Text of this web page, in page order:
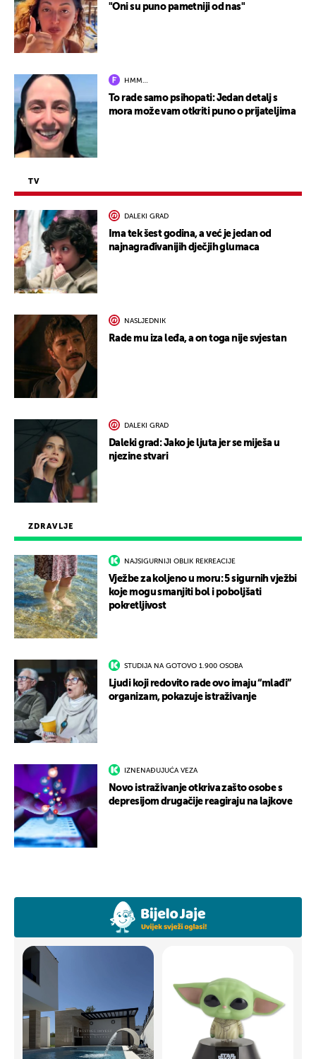
ZDRAVLJE
NAJSIGURNIJI OBLIK REKREACIJE
Vježbe za koljeno u moru: 5 sigurnih vježbi
koje mogu smanjiti bol i poboljšati
pokretljivost
STUDIJA NA GOTOVO 1.900 OSOBA
Ljudi koji redovito rade ovo imaju “mlađi”
organizam, pokazuje istraživanje
IZNENAĐUJUĆA VEZA
Novo istraživanje otkriva zašto osobe s
depresijom drugačije reagiraju na lajkove
"Oni su puno pametniji od nas"
HMM…
To rade samo psihopati: Jedan detalj s
mora može vam otkriti puno o prijateljima
TV
DALEKI GRAD
Ima tek šest godina, a već je jedan od
najnagrađivanijih dječjih glumaca
NASLJEDNIK
Rade mu iza leđa, a on toga nije svjestan
DALEKI GRAD
Daleki grad: Jako je ljuta jer se miješa u
njezine stvari